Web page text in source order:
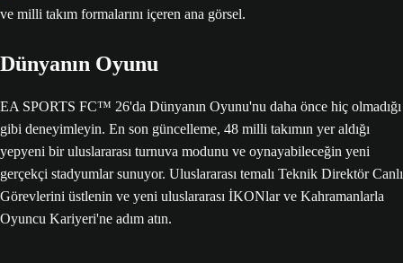
Dünyanın Oyunu
EA SPORTS FC™ 26'da Dünyanın Oyunu'nu daha önce hiç olmadığı
gibi deneyimleyin. En son güncelleme, 48 milli takımın yer aldığı
yepyeni bir uluslararası turnuva modunu ve oynayabileceğin yeni
gerçekçi stadyumlar sunuyor. Uluslararası temalı Teknik Direktör Canlı
Görevlerini üstlenin ve yeni uluslararası İKONlar ve Kahramanlarla
Oyuncu Kariyeri'ne adım atın.